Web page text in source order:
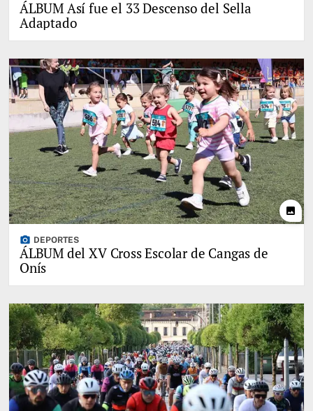
ÁLBUM Así fue el 33 Descenso del Sella
Adaptado
photo
photo_camera DEPORTES
ÁLBUM del XV Cross Escolar de Cangas de
Onís